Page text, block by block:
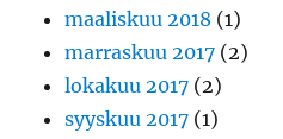
maaliskuu 2018 (1)
marraskuu 2017 (2)
lokakuu 2017 (2)
syyskuu 2017 (1)